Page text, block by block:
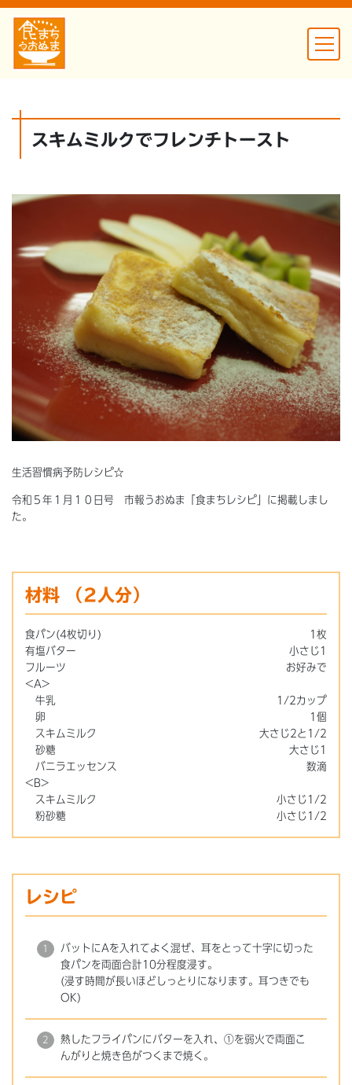
スキムミルクでフレンチトースト
生活習慣病予防レシピ☆
令和５年１月１０日号 市報うおぬま「食まちレシピ」に掲載しまし
た。
材料 （2人分）
食パン(4枚切り)
1枚
有塩バター
小さじ1
フルーツ
お好みで
<A>
牛乳
1/2カップ
卵
1個
スキムミルク
大さじ2と1/2
砂糖
大さじ1
バニラエッセンス
数滴
<B>
スキムミルク
小さじ1/2
粉砂糖
小さじ1/2
レシピ
バットにAを入れてよく混ぜ、耳をとって十字に切った
食パンを両面合計10分程度浸す。
(浸す時間が長いほどしっとりになります。耳つきでも
OK)
熱したフライパンにバターを入れ、①を弱火で両面こ
んがりと焼き色がつくまで焼く。